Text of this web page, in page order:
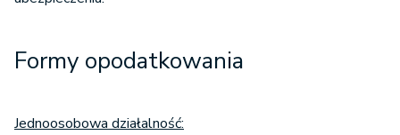
Formy opodatkowania
Jednoosobowa działalność: